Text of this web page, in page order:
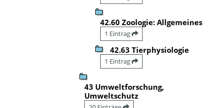
42.60 Zoologie: Allgemeines
1 Eintrag
42.63 Tierphysiologie
1 Eintrag
43 Umweltforschung,
Umweltschutz